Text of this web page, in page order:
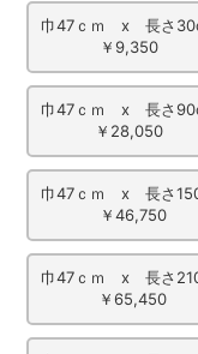
巾47ｃｍ x 長さ
￥9,350
巾47ｃｍ x 長さ
￥28,050
巾47ｃｍ x 長さ
￥46,750
巾47ｃｍ x 長さ
￥65,450